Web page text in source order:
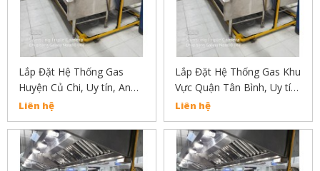
Lắp Đặt Hệ Thống Gas
Huyện Củ Chi, Uy tín, An
Toàn, Chất Lượng Liên Hệ:
02838304030
Liên hệ
Lắp Đặt Hệ Thống Gas Khu
Vực Quận Tân Bình, Uy tín,
An Toàn, Chất Lượng Liên
Hệ: 02838304030
Liên hệ